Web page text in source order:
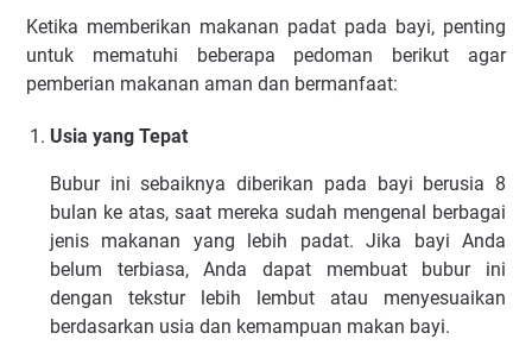
Ketika memberikan makanan padat pada bayi, penting
untuk mematuhi beberapa pedoman berikut agar
pemberian makanan aman dan bermanfaat:
Usia yang Tepat
Bubur ini sebaiknya diberikan pada bayi berusia 8
bulan ke atas, saat mereka sudah mengenal berbagai
jenis makanan yang lebih padat. Jika bayi Anda
belum terbiasa, Anda dapat membuat bubur ini
dengan tekstur lebih lembut atau menyesuaikan
berdasarkan usia dan kemampuan makan bayi.